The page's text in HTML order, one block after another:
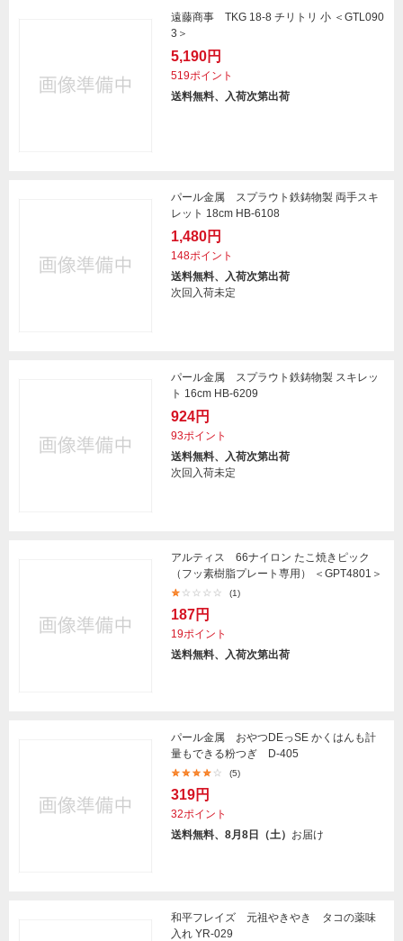
遠藤商事 TKG 18-8 チリトリ 小 ＜GTL090
3＞
5,190円
519ポイント
送料無料、入荷次第出荷
パール金属 スプラウト鉄鋳物製 両手スキ
レット 18cm HB-6108
1,480円
148ポイント
送料無料、入荷次第出荷
次回入荷未定
パール金属 スプラウト鉄鋳物製 スキレッ
ト 16cm HB-6209
924円
93ポイント
送料無料、入荷次第出荷
次回入荷未定
アルティス 66ナイロン たこ焼きピック
（フッ素樹脂プレート専用） ＜GPT4801＞
(1)
187円
19ポイント
送料無料、入荷次第出荷
パール金属 おやつDEっSE かくはんも計
量もできる粉つぎ D-405
(5)
319円
32ポイント
送料無料、8月8日（土） お届け
和平フレイズ 元祖やきやき タコの薬味
入れ YR-029